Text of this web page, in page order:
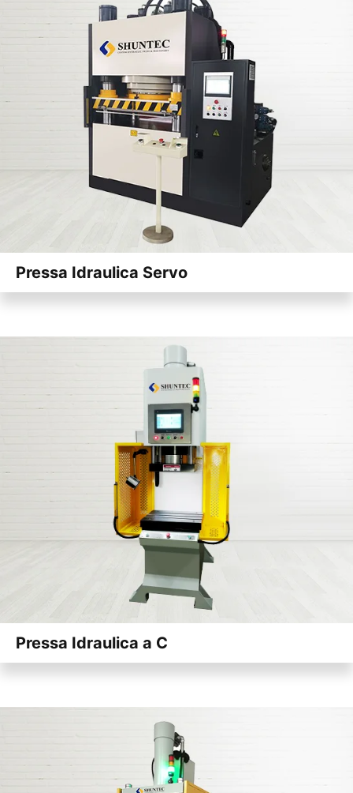
Pressa Idraulica Servo
Pressa Idraulica a C